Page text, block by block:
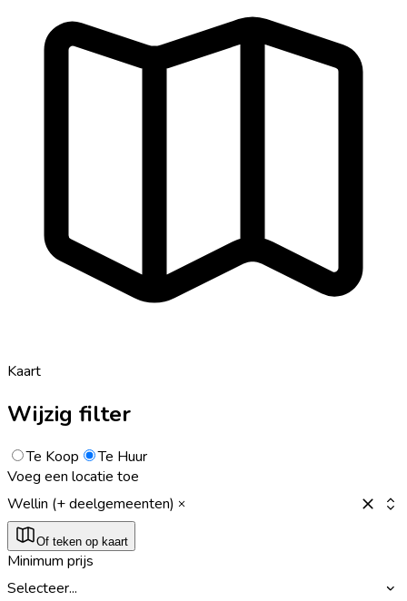
Kaart
Wijzig filter
Te Koop
Te Huur
Voeg een locatie toe
Wellin (+ deelgemeenten)
Of teken op kaart
Minimum prijs
Selecteer...